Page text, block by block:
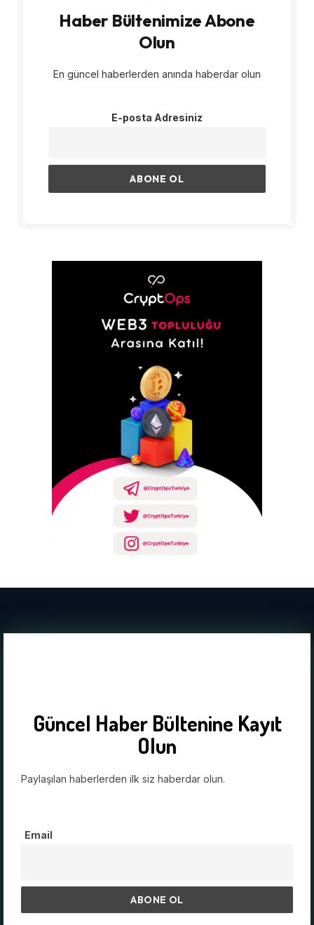
Haber Bültenimize Abone
Olun
En güncel haberlerden anında haberdar olun
E-posta Adresiniz
Güncel Haber Bültenine Kayıt
Olun
Paylaşılan haberlerden ilk siz haberdar olun.
Email